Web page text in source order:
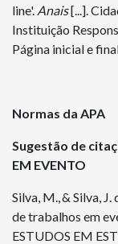
line'. Anais[...].
Instituição
Página inicial e
Normas da APA
Sugestão de
EM EVENTO
Silva, M.,& Silva, J.
de trabalhos em
ESTUDOS EM